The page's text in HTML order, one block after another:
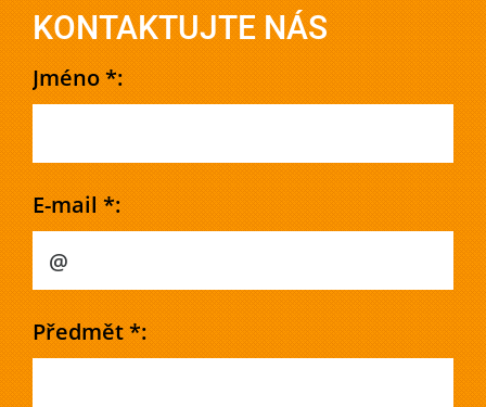
KONTAKTUJTE NÁS
Jméno *:
E-mail *:
Předmět *: